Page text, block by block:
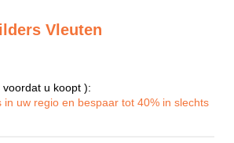
Vleuten
voordat u koopt ):
in uw regio en bespaar tot 40% in slechts